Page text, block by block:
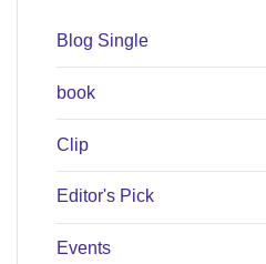
Blog Single
book
Clip
Editor's Pick
Events